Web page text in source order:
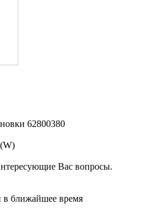
62800380
Вас вопросы.
в ближайшее время